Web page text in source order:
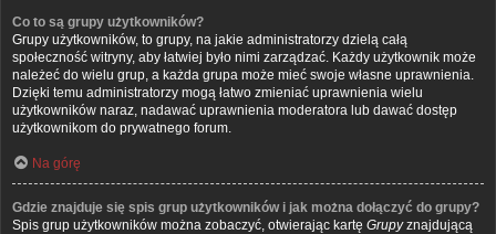
Co to są grupy użytkowników?
Grupy użytkowników, to grupy, na jakie administratorzy dzielą całą
społeczność witryny, aby łatwiej było nimi zarządzać. Każdy użytkownik może
należeć do wielu grup, a każda grupa może mieć swoje własne uprawnienia.
Dzięki temu administratorzy mogą łatwo zmieniać uprawnienia wielu
użytkowników naraz, nadawać uprawnienia moderatora lub dawać dostęp
użytkownikom do prywatnego forum.
Na górę
Gdzie znajduje się spis grup użytkowników i jak można dołączyć do grupy?
Spis grup użytkowników można zobaczyć, otwierając kartę Grupyznajdującą